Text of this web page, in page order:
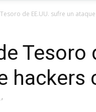
de EE.UU. sufre un
Tesoro
hackers